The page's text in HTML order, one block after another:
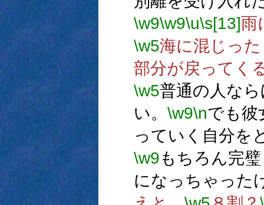
\w9\w9\u\s[13]雨
\w5海に混じっ
部分が戻ってく
\w5普通の人な
い。 \w9\nでも彼
っていく自分を
\w9もちろん完
になっちゃった